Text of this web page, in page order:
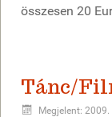
összesen 20
Tánc/
Megjelent: